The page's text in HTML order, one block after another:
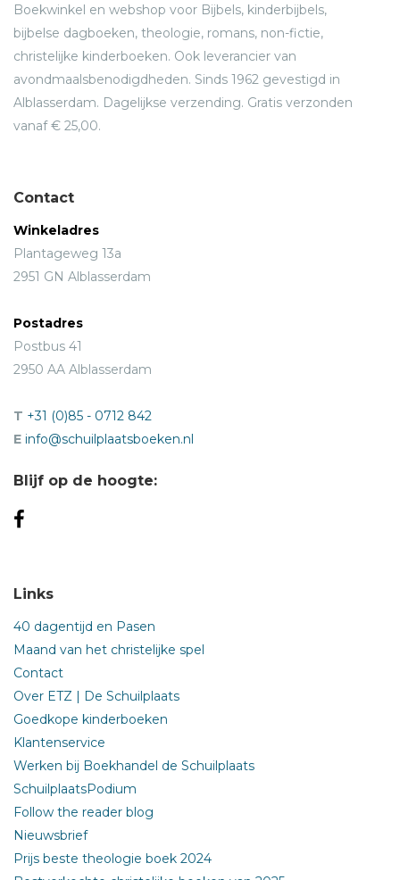
Boekwinkel en webshop voor Bijbels, kinderbijbels,
bijbelse dagboeken, theologie, romans, non-fictie,
christelijke kinderboeken. Ook leverancier van
avondmaalsbenodigdheden. Sinds 1962 gevestigd in
Alblasserdam. Dagelijkse verzending. Gratis verzonden
vanaf € 25,00.
Contact
Winkeladres
Plantageweg 13a
2951 GN Alblasserdam
Postadres
Postbus 41
2950 AA Alblasserdam
T +31 (0)85 - 0712 842
E info@schuilplaatsboeken.nl
Blijf op de hoogte:
Links
40 dagentijd en Pasen
Maand van het christelijke spel
Contact
Over ETZ | De Schuilplaats
Goedkope kinderboeken
Klantenservice
Werken bij Boekhandel de Schuilplaats
SchuilplaatsPodium
Follow the reader blog
Nieuwsbrief
Prijs beste theologie boek 2024